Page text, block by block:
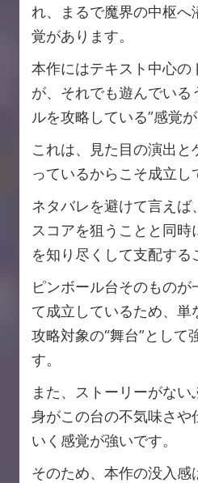
れ、まるで魔界の中枢へ
覚があります。
本作にはテキスト中心の
が、それでも遊んでいる
ルを攻略している”感覚
これは、見た目の演出と
っているからこそ成立し
ネタバレを避けて言えば
スコアを狙うことと同時
を知り尽くして支配する
ピンボール台そのものが
て成立しているため、単
攻略対象の“舞台”として
す。
また、ストーリーがない
身がこの台の不気味さや
いく感覚が強いです。
そのため、本作の没入感